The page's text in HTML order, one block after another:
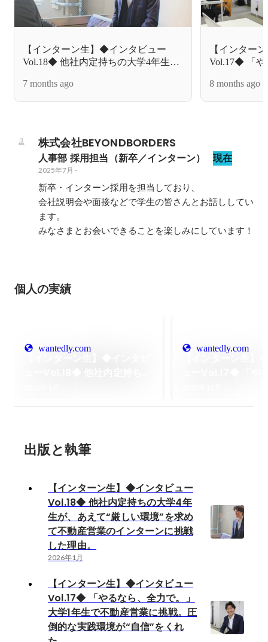
【インターン生】◆インタビュー
Vol.18◆ 他社内定持ちの大学4年生
動産営業のインターンに挑戦した理
由。
7 months ago
【インター
Vol.17◆ 「や
な実践環境
8 months ago
株式会社BEYONDBORDERS
人事部 採用担当（新卒／インターン） 現在
2025年7月 -
新卒・インターン採用を担当しており、
会社説明会や面接などで学生の皆さんとお話ししてい
ます。
みなさまとお会いできることを楽しみにしています！
個人の実績
wantedly.com wantedly.com
出版と執筆
【インターン生】◆インタビュー
Vol.18◆ 他社内定持ちの大学4年
生が、あえて“厳しい環境”を求め
て不動産営業のインターンに挑戦
した理由。
2026年1月
【インターン生】◆インタビュー
Vol.17◆ 「やるなら、全力で。」
大学1年生で不動産営業に挑戦。圧
倒的な実践環境が“自信”をくれ